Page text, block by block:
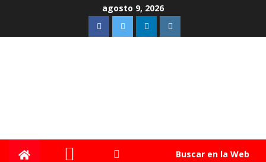
agosto 9, 2026
Buscar en la Web